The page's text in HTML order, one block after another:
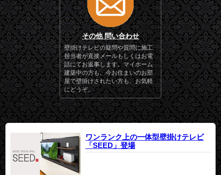
その他 問い合わせ
壁掛けテレビの疑問や質問に施工
担当者が直接メールもしくはお電
話にてお返事します。マイホーム
建築中の方も、今お住まいのお部
屋で壁掛けされたい方も、お気軽
にどうぞ。
ワンランク上の一体型壁掛けテレビ
「SEED」登場